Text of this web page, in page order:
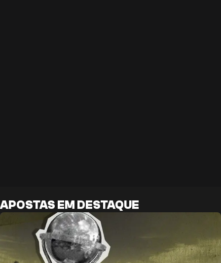
APOSTAS EM DESTAQUE